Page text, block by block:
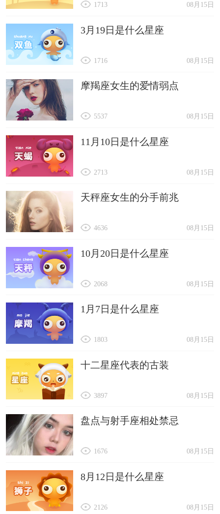
08月15日
1713
3月19日是什么星座
08月15日
1716
摩羯座女生的爱情弱点
08月15日
5537
11月10日是什么星座
08月15日
2713
天秤座女生的分手前兆
08月15日
4636
10月20日是什么星座
08月15日
2068
1月7日是什么星座
08月15日
1803
十二星座代表的古装
08月15日
3897
盘点与射手座相处禁忌
08月15日
1676
8月12日是什么星座
08月15日
2126